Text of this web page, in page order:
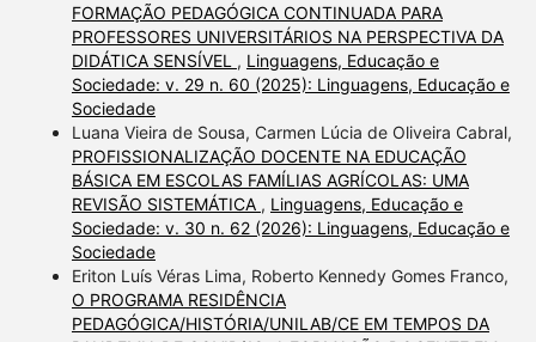
FORMAÇÃO PEDAGÓGICA CONTINUADA PARA
PROFESSORES UNIVERSITÁRIOS NA PERSPECTIVA DA
DIDÁTICA SENSÍVEL , Linguagens, Educação e
Sociedade: v. 29 n. 60 (2025): Linguagens, Educação e
Sociedade
Luana Vieira de Sousa, Carmen Lúcia de Oliveira Cabral,
PROFISSIONALIZAÇÃO DOCENTE NA EDUCAÇÃO
BÁSICA EM ESCOLAS FAMÍLIAS AGRÍCOLAS: UMA
REVISÃO SISTEMÁTICA , Linguagens, Educação e
Sociedade: v. 30 n. 62 (2026): Linguagens, Educação e
Sociedade
Eriton Luís Véras Lima, Roberto Kennedy Gomes Franco,
O PROGRAMA RESIDÊNCIA
PEDAGÓGICA/HISTÓRIA/UNILAB/CE EM TEMPOS DA